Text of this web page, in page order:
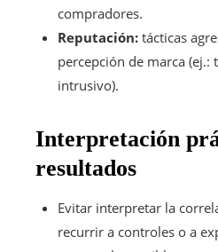
compradores.
Reputación: tácticas
percepción de marca (ej.:
intrusivo).
Interpretación
resultados
Evitar interpretar la
recurrir a controles o a